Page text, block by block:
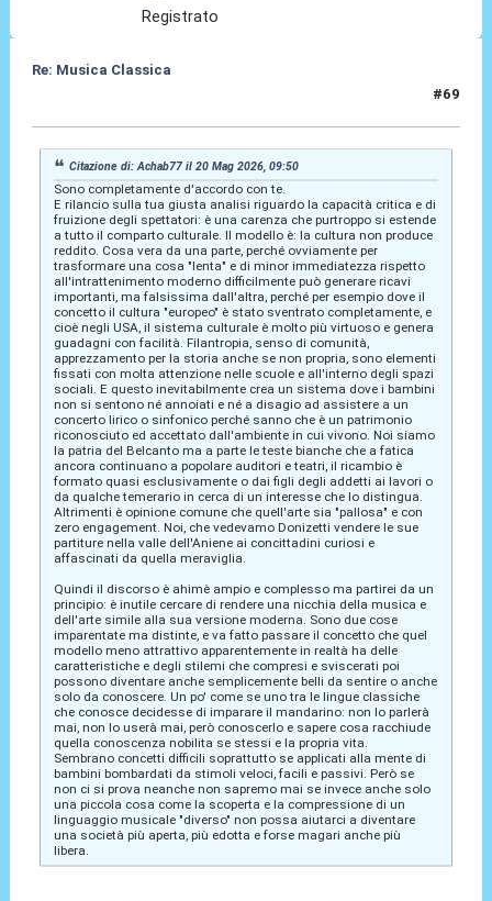
Registrato
Re: Musica Classica
#69
Citazione di: Achab77 il 20 Mag 2026, 09:50
Sono completamente d'accordo con te.
E rilancio sulla tua giusta analisi riguardo la capacità critica e di
fruizione degli spettatori: è una carenza che purtroppo si estende
a tutto il comparto culturale. Il modello è: la cultura non produce
reddito. Cosa vera da una parte, perché ovviamente per
trasformare una cosa "lenta" e di minor immediatezza rispetto
all'intrattenimento moderno difficilmente può generare ricavi
importanti, ma falsissima dall'altra, perché per esempio dove il
concetto il cultura "europeo" è stato sventrato completamente, e
cioè negli USA, il sistema culturale è molto più virtuoso e genera
guadagni con facilità. Filantropia, senso di comunità,
apprezzamento per la storia anche se non propria, sono elementi
fissati con molta attenzione nelle scuole e all'interno degli spazi
sociali. E questo inevitabilmente crea un sistema dove i bambini
non si sentono né annoiati e né a disagio ad assistere a un
concerto lirico o sinfonico perché sanno che è un patrimonio
riconosciuto ed accettato dall'ambiente in cui vivono. Noi siamo
la patria del Belcanto ma a parte le teste bianche che a fatica
ancora continuano a popolare auditori e teatri, il ricambio è
formato quasi esclusivamente o dai figli degli addetti ai lavori o
da qualche temerario in cerca di un interesse che lo distingua.
Altrimenti è opinione comune che quell'arte sia "pallosa" e con
zero engagement. Noi, che vedevamo Donizetti vendere le sue
partiture nella valle dell'Aniene ai concittadini curiosi e
affascinati da quella meraviglia.
Quindi il discorso è ahimè ampio e complesso ma partirei da un
principio: è inutile cercare di rendere una nicchia della musica e
dell'arte simile alla sua versione moderna. Sono due cose
imparentate ma distinte, e va fatto passare il concetto che quel
modello meno attrattivo apparentemente in realtà ha delle
caratteristiche e degli stilemi che compresi e sviscerati poi
possono diventare anche semplicemente belli da sentire o anche
solo da conoscere. Un po' come se uno tra le lingue classiche
che conosce decidesse di imparare il mandarino: non lo parlerà
mai, non lo userà mai, però conoscerlo e sapere cosa racchiude
quella conoscenza nobilita se stessi e la propria vita.
Sembrano concetti difficili soprattutto se applicati alla mente di
bambini bombardati da stimoli veloci, facili e passivi. Però se
non ci si prova neanche non sapremo mai se invece anche solo
una piccola cosa come la scoperta e la compressione di un
linguaggio musicale "diverso" non possa aiutarci a diventare
una società più aperta, più edotta e forse magari anche più
libera.